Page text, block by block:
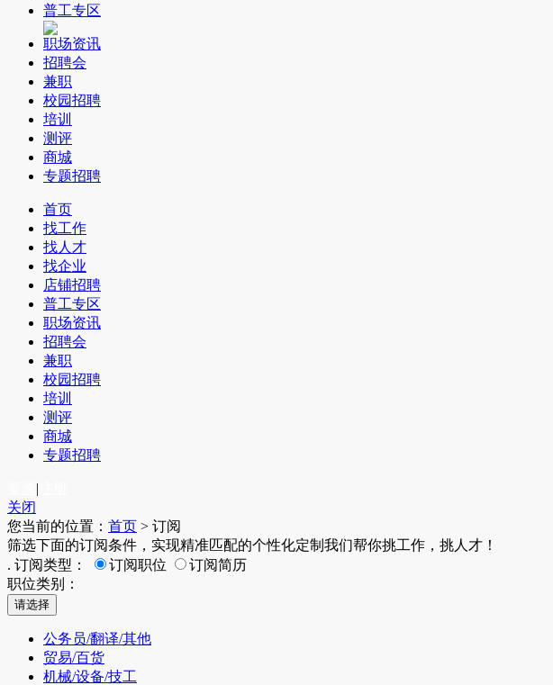
普工专区
职场资讯
招聘会
兼职
校园招聘
培训
测评
商城
专题招聘
首页
找工作
找人才
找企业
店铺招聘
普工专区
职场资讯
招聘会
兼职
校园招聘
培训
测评
商城
专题招聘
|
关闭
您当前的位置： 首页 > 订阅
筛选下面的订阅条件，实现精准匹配的个性化定制 我们帮你挑工作，挑人才！
. 订阅类型： 订阅职位
订阅简历
职位类别：
公务员/翻译/其他
贸易/百货
机械/设备/技工